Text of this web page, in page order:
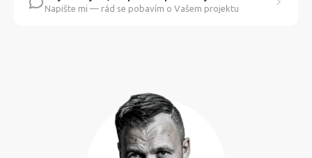
Napište mi — rád se pobavím o Vašem projektu